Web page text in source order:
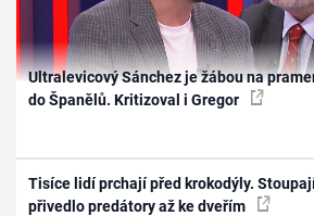
Ultralevicový Sánchez je žábou na
do Španělů. Kritizoval i Gregor
Tisíce lidí prchají před krokodýly.
přivedlo predátory až ke dveřím